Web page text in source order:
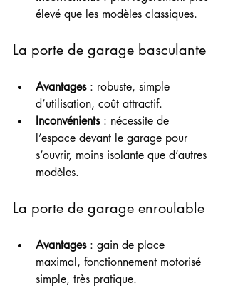
élevé que les modèles classiques.
La porte de garage basculante
Avantages : robuste, simple
d’utilisation, coût attractif.
Inconvénients : nécessite de
l’espace devant le garage pour
s’ouvrir, moins isolante que d’autres
modèles.
La porte de garage enroulable
Avantages : gain de place
maximal, fonctionnement motorisé
simple, très pratique.